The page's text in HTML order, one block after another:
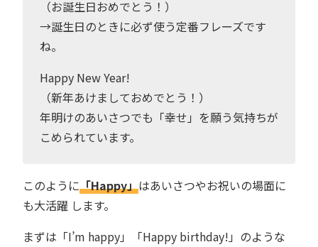
（お誕生日おめでとう！）
→誕生日のときに必ず使う定番フレーズです
ね。
Happy New Year!
（新年あけましておめでとう！）
年明けのあいさつでも「幸せ」を願う気持ちが
こめられています。
このように「Happy」はあいさつやお祝いの場面に
も大活躍 します。
まずは「I’m happy」「Happy birthday!」のような